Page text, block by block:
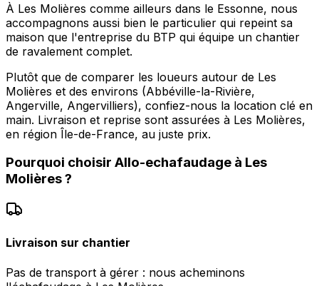
À Les Molières comme ailleurs dans le Essonne, nous
accompagnons aussi bien le particulier qui repeint sa
maison que l'entreprise du BTP qui équipe un chantier
de ravalement complet.
Plutôt que de comparer les loueurs autour de Les
Molières et des environs (Abbéville-la-Rivière,
Angerville, Angervilliers), confiez-nous la location clé en
main. Livraison et reprise sont assurées à Les Molières,
en région Île-de-France, au juste prix.
Pourquoi choisir Allo-echafaudage à Les
Molières?
Livraison sur chantier
Pas de transport à gérer : nous acheminons